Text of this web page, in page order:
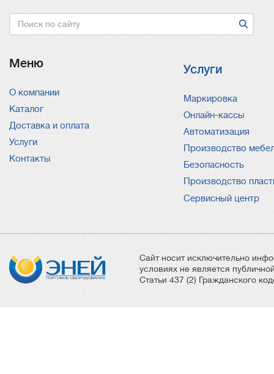
Поиск
Меню
О компании
Каталог
Доставка и оплата
Услуги
Контакты
Услуги
Услуги
Маркировка
Онлайн-кассы
Автоматизация
Производство
Безопасность
Производство
Сервисный центр
Сайт носит исключительно
условиях не является
Статьи 437 (2) Гражданского